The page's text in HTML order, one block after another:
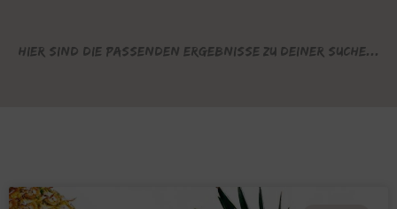
Hier sind die passenden Ergebnisse zu deiner Suche...